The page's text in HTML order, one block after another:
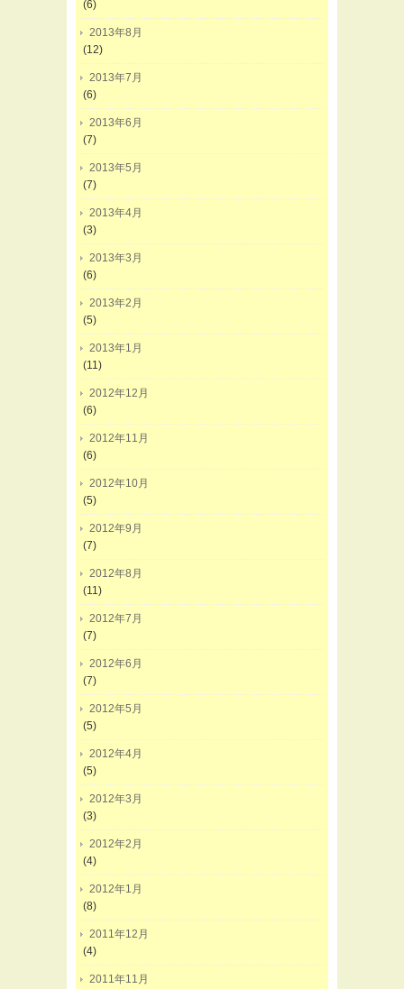
(6)
2013年8月
(12)
2013年7月
(6)
2013年6月
(7)
2013年5月
(7)
2013年4月
(3)
2013年3月
(6)
2013年2月
(5)
2013年1月
(11)
2012年12月
(6)
2012年11月
(6)
2012年10月
(5)
2012年9月
(7)
2012年8月
(11)
2012年7月
(7)
2012年6月
(7)
2012年5月
(5)
2012年4月
(5)
2012年3月
(3)
2012年2月
(4)
2012年1月
(8)
2011年12月
(4)
2011年11月